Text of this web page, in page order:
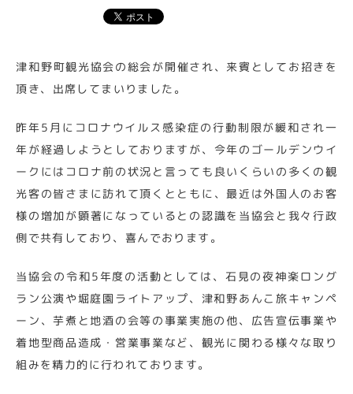
津和野町観光協会の総会が開催され、来賓としてお招きを
頂き、出席してまいりました。
昨年5月にコロナウイルス感染症の行動制限が緩和され一
年が経過しようとしておりますが、今年のゴールデンウイ
ークにはコロナ前の状況と言っても良いくらいの多くの観
光客の皆さまに訪れて頂くとともに、最近は外国人のお客
様の増加が顕著になっているとの認識を当協会と我々行政
側で共有しており、喜んでおります。
当協会の令和5年度の活動としては、石見の夜神楽ロング
ラン公演や堀庭園ライトアップ、津和野あんこ旅キャンペ
ーン、芋煮と地酒の会等の事業実施の他、広告宣伝事業や
着地型商品造成・営業事業など、観光に関わる様々な取り
組みを精力的に行われております。